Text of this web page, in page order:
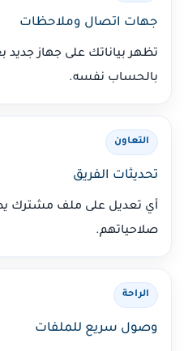
جهات اتصال وملاحظات
تظهر بياناتك على جهاز
بالحساب نفسه.
التعاون
تحديثات الفريق
أي تعديل على ملف مشترك
صلاحياتهم.
الراحة
وصول سريع للملفات